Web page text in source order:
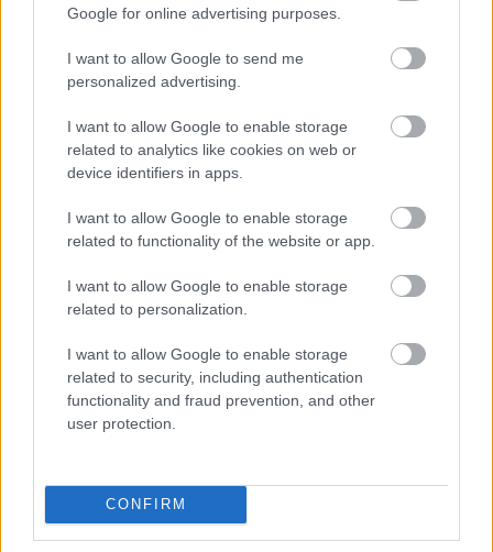
Google for online advertising purposes.
I want to allow Google to send me
personalized advertising.
I want to allow Google to enable storage
related to analytics like cookies on web or
device identifiers in apps.
I want to allow Google to enable storage
related to functionality of the website or app.
I want to allow Google to enable storage
related to personalization.
I want to allow Google to enable storage
related to security, including authentication
functionality and fraud prevention, and other
user protection.
CONFIRM
2 napja
Ilyen lehet a jövő F1-es szabályrendszere Domenicali
szerint